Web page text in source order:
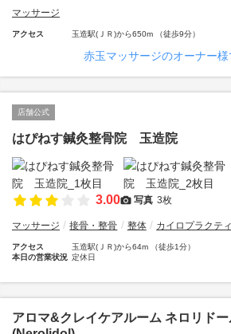
マッサージ
アクセス 玉造駅(ＪＲ)から650m （徒歩9分）
赤玉マッサージのオーナー様
店舗公式
はぴねす鍼灸整骨院 玉造院
3.00 写真 3枚
マッサージ 接骨・整骨 整体 カイロプラクテ
アクセス
玉造駅(ＪＲ)から64m （徒歩1分）
本日の営業状況 定休日
アロマ&クレイケアルーム ネロリドー